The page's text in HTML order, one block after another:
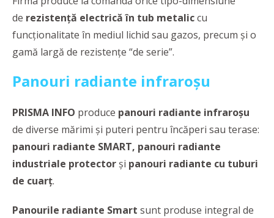
de rezistență electrică în tub metaliccu
funcționalitate în mediul lichid sau gazos, precum și o
gamă largă de rezistențe “de serie”.
Panouri radiante infraroșu
PRISMA INFO produce panouri radiante infraroșu
de diverse mărimi și puteri pentru încăperi sau terase:
panouri radiante SMART, panouri radiante
industriale protector și panouri radiante cu tuburi
de cuarț.
Panourile radiante Smart sunt produse integral de